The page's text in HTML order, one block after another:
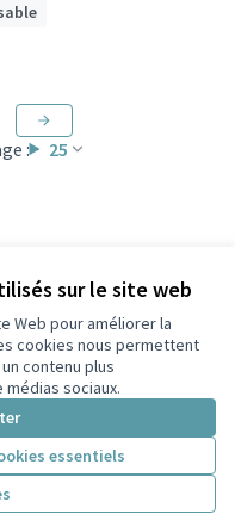
sur le site web
Web pour améliorer la
cookies nous permettent
contenu plus
sociaux.
essentiels
: 25
YouTube
.
Licence
(Lien